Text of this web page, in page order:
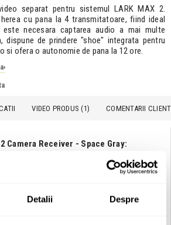
Detalii Despre
separat pentru sistemul LARK MAX 2.
cu pana la 4 transmitatoare, fiind ideal
necesara captarea audio a mai multe
dispune de prindere "shoe" integrata pentru
si ofera o autonomie de pana la 12 ore.
›
VIDEO PRODUS (1) COMENTARII
Camera Receiver - Space Gray: